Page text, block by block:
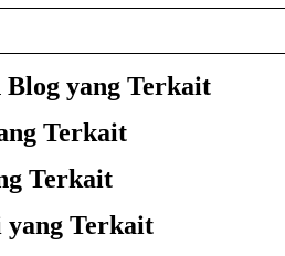
Blog yang Terkait
Terkait
Terkait
yang Terkait